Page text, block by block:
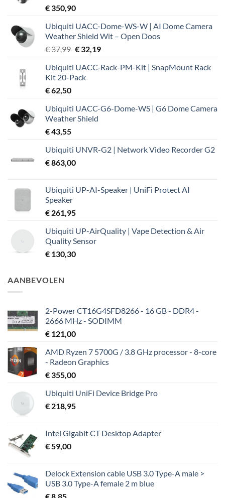
€ 350,90
Ubiquiti UACC-Dome-WS-W | AI Dome Camera
Weather Shield Wit – Open Doos
€37,99 Oorspronkelijke
was:
€ 37,99.
€32,19Huidige
is:
Ubiquiti UACC-Rack-PM-Kit | SnapMount Rack
Kit 20-Pack
€62,50
Ubiquiti UACC-G6-Dome-WS | G6 Dome Camera
Weather Shield
€43,55
Ubiquiti UNVR-G2 | Network Video Recorder G2
€863,00
Ubiquiti UP-AI-Speaker | UniFi Protect AI
Speaker
€ 261,95
Ubiquiti UP-AirQuality | Vape Detection & Air
Quality Sensor
€ 130,30
AANBEVOLEN
2-Power CT16G4SFD8266 - 16 GB - DDR4 -
2666 MHz - SODIMM
€ 121,00
AMD Ryzen 7 5700G / 3.8 GHz processor - 8-core
- Radeon Graphics
€ 355,00
Ubiquiti UniFi Device Bridge Pro
€ 218,95
Intel Gigabit CT Desktop Adapter
€59,00
Delock Extension cable USB 3.0 Type-A male >
USB 3.0 Type-A female 2 m blue